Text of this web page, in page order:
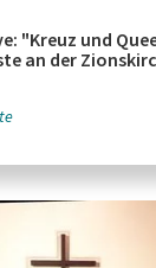
"Kreuz und
an der